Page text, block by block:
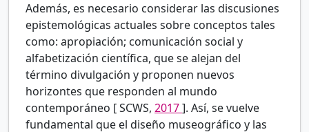
Además, es necesario considerar las discusiones
epistemológicas actuales sobre conceptos tales
como: apropiación; comunicación social y
alfabetización científica, que se alejan del
término divulgación y proponen nuevos
horizontes que responden al mundo
contemporáneo [SCWS, 2017]. Así, se vuelve
fundamental que el diseño museográfico y las